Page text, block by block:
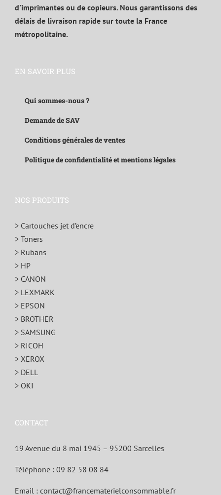
d'imprimantes ou de copieurs. Nous garantissons des
délais de livraison rapide sur toute la France
métropolitaine.
EN SAVOIR PLUS
Qui sommes-nous ?
Demande de SAV
Conditions générales de ventes
Politique de confidentialité et mentions légales
NOS PRODUITS
> Cartouches jet d’encre
> Toners
> Rubans
> HP
> CANON
> LEXMARK
> EPSON
> BROTHER
> SAMSUNG
> RICOH
> XEROX
> DELL
> OKI
CONTACT
19 Avenue du 8 mai 1945 – 95200 Sarcelles
Téléphone : 09 82 58 08 84
Email : contact@francematerielconsommable.fr